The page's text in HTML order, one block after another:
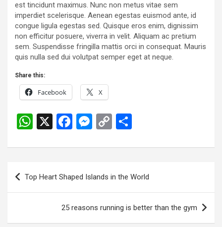
est tincidunt maximus. Nunc non metus vitae sem
imperdiet scelerisque. Aenean egestas euismod ante, id
congue ligula egestas sed. Quisque eros enim, dignissim
non efficitur posuere, viverra in velit. Aliquam ac pretium
sem. Suspendisse fringilla mattis orci in consequat. Mauris
quis nulla sed dui volutpat semper eget at neque.
Share this:
Facebook X
W
at
s
A
X
F
ce
o
k
M
se
g
C
py
Li
n
k
ar
e
Post
navigation
Top Heart Shaped Islands in the World
25 reasons running is better than the gym